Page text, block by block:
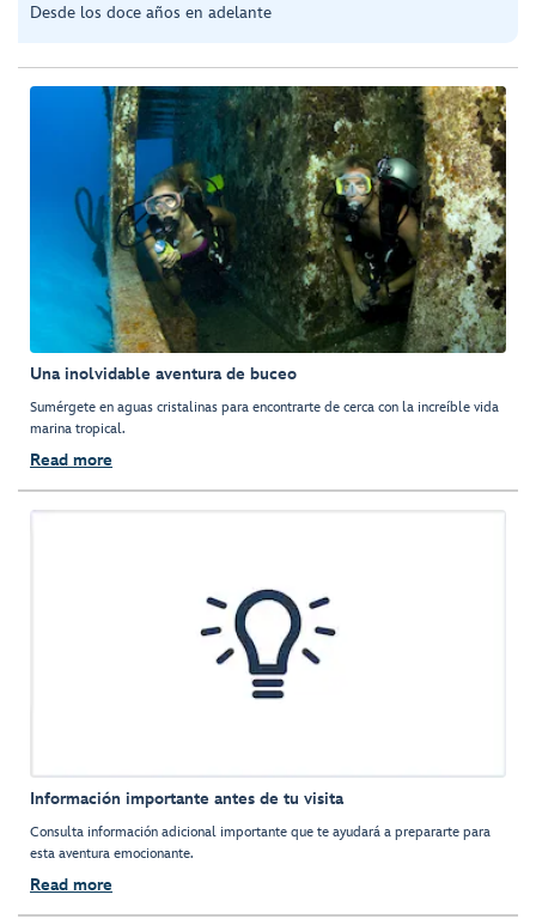
Desde los doce años en adelante
Una inolvidable aventura de buceo
Sumérgete en aguas cristalinas para encontrarte de cerca con la increíble vida
marina tropical.
Read more
Información importante antes de tu visita
Consulta información adicional importante que te ayudará a prepararte para
esta aventura emocionante.
Read more